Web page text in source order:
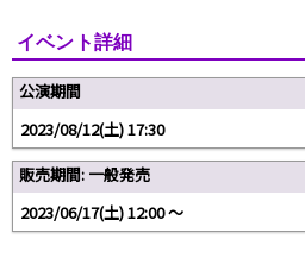
イベント詳細
公演期間
2023/08/12(土) 17:30
販売期間: 一般発売
2023/06/17(土) 12:00 〜